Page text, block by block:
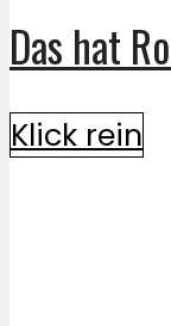
Das hat
Klick rein